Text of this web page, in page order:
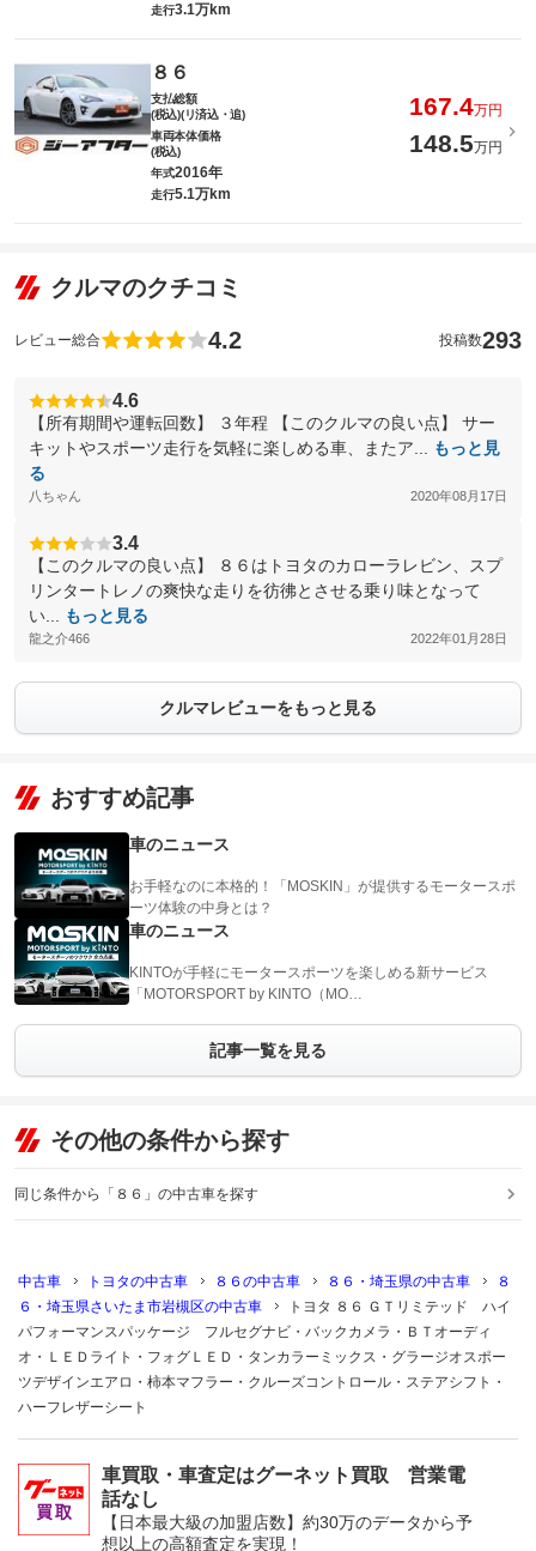
走行3.1万km
８６
支払総額
(税込)(リ済込・追)
167.4万円
車両本体価格
(税込)
148.5万円
年式2016年
走行5.1万km
クルマのクチコミ
レビュー総合 4.2 投稿数293
4.6
【所有期間や運転回数】 ３年程 【このクルマの良い点】 サー
キットやスポーツ走行を気軽に楽しめる車、またア...
もっと見
る
八ちゃん 2020年08月17日
3.4
【このクルマの良い点】 ８６はトヨタのカローラレビン、スプ
リンタートレノの爽快な走りを彷彿とさせる乗り味となって
い...
もっと見る
龍之介466 2022年01月28日
クルマレビューをもっと見る
おすすめ記事
車のニュース
お手軽なのに本格的！「MOSKIN」が提供するモータースポ
ーツ体験の中身とは？
車のニュース
KINTOが手軽にモータースポーツを楽しめる新サービス
「MOTORSPORT by KINTO（MO…
記事一覧を見る
その他の条件から探す
同じ条件から「８６」の中古車を探す
中古車 トヨタの中古車 ８６の中古車 ８６・埼玉県の中古車
８
６・埼玉県さいたま市岩槻区の中古車
トヨタ ８６ ＧＴリミテッド ハイ
パフォーマンスパッケージ フルセグナビ・バックカメラ・ＢＴオーディ
オ・ＬＥＤライト・フォグＬＥＤ・タンカラーミックス・グラージオスポー
ツデザインエアロ・柿本マフラー・クルーズコントロール・ステアシフト・
ハーフレザーシート
車買取・車査定はグーネット買取 営業電
話なし
【日本最大級の加盟店数】約30万のデータから予
想以上の高額査定を実現！